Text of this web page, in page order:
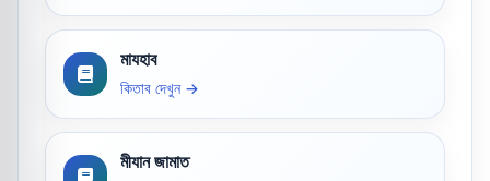
মাযহাব
কিতাব দেখুন →
মীযান জামাত